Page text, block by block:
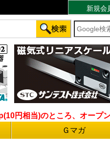
新規会
円相当)のところ、オープ
Ｇマガ